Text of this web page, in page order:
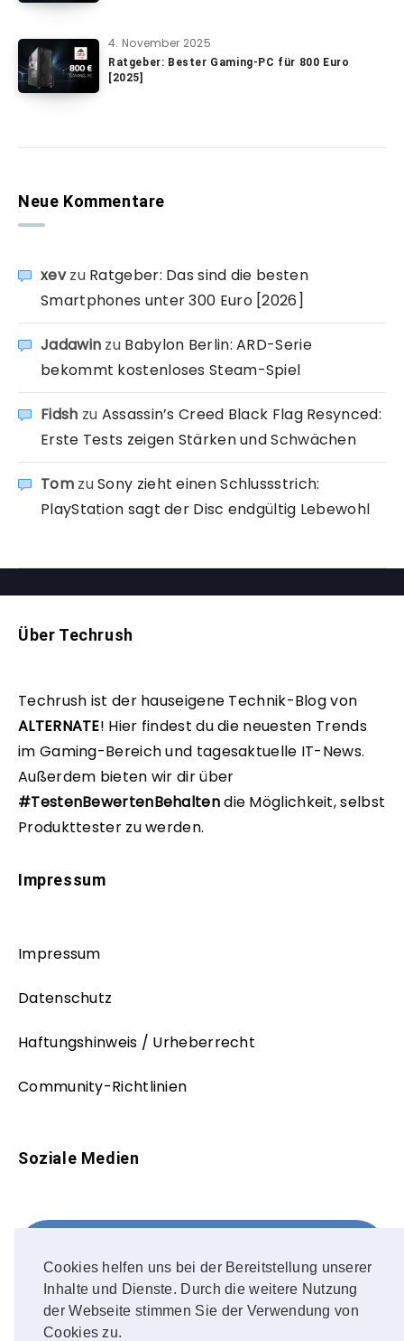
Cookies helfen uns bei der Bereitstellung unserer
Inhalte und Dienste. Durch die weitere Nutzung
der Webseite stimmen Sie der Verwendung von
Cookies zu.
4. November 2025
Ratgeber: Bester Gaming-PC für 800 Euro
[2025]
Neue Kommentare
xevzu Ratgeber: Das sind die besten
Smartphones unter 300 Euro [2026]
Jadawin zu Babylon Berlin: ARD-Serie
bekommt kostenloses Steam-Spiel
Fidsh zu Assassin’s Creed Black Flag Resynced:
Erste Tests zeigen Stärken und Schwächen
TomzuSony zieht einen Schlussstrich:
PlayStation sagt der Disc endgültig Lebewohl
Über Techrush
Techrush ist der hauseigene Technik-Blog von
ALTERNATE! Hier findest du die neuesten Trends
im Gaming-Bereich und tagesaktuelle IT-News.
Außerdem bieten wir dir über
#TestenBewertenBehaltendie Möglichkeit, selbst
Produkttester zu werden.
Impressum
Impressum
Datenschutz
Haftungshinweis / Urheberrecht
Community-Richtlinien
Soziale Medien
FOLLOW ME!
Instagram
OUR PHOTOS!